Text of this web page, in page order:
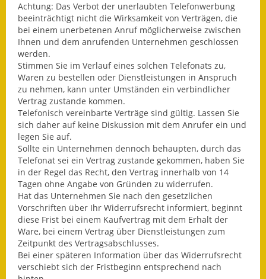
Achtung: Das Verbot der unerlaubten Telefonwerbung
beeinträchtigt nicht die Wirksamkeit von Verträgen, die
bei einem unerbetenen Anruf möglicherweise zwischen
Ihnen und dem anrufenden Unternehmen geschlossen
werden.
Stimmen Sie im Verlauf eines solchen Telefonats zu,
Waren zu bestellen oder Dienstleistungen in Anspruch
zu nehmen, kann unter Umständen ein verbindlicher
Vertrag zustande kommen.
Telefonisch vereinbarte Verträge sind gültig. Lassen Sie
sich daher auf keine Diskussion mit dem Anrufer ein und
legen Sie auf.
Sollte ein Unternehmen dennoch behaupten, durch das
Telefonat sei ein Vertrag zustande gekommen, haben Sie
in der Regel das Recht, den Vertrag innerhalb von 14
Tagen ohne Angabe von Gründen zu widerrufen.
Hat das Unternehmen Sie nach den gesetzlichen
Vorschriften über Ihr Widerrufsrecht informiert, beginnt
diese Frist bei einem Kaufvertrag mit dem Erhalt der
Ware, bei einem Vertrag über Dienstleistungen zum
Zeitpunkt des Vertragsabschlusses.
Bei einer späteren Information über das Widerrufsrecht
verschiebt sich der Fristbeginn entsprechend nach